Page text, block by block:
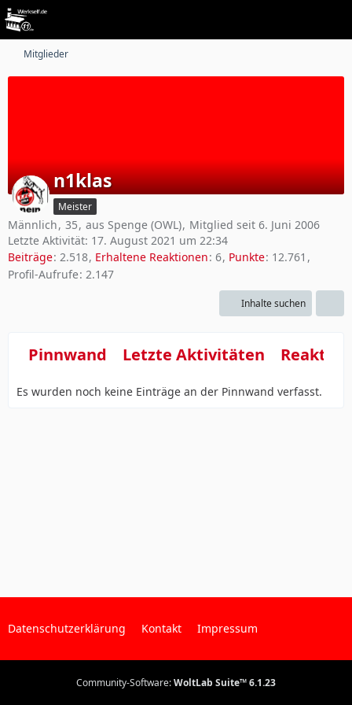
Mitglieder
n1klas
Meister
Männlich 35 aus Spenge (OWL) Mitglied seit 6. Juni 2006
Letzte Aktivität: 17. August 2021 um 22:34
Beiträge 2.518 Erhaltene Reaktionen 6 Punkte 12.761
Profil-Aufrufe 2.147
Inhalte suchen
Pinnwand Letzte Aktivitäten
Es wurden noch keine Einträge an der Pinnwand verfasst.
Datenschutzerklärung Kontakt Impressum
Community-Software:WoltLab Suite™ 6.1.23